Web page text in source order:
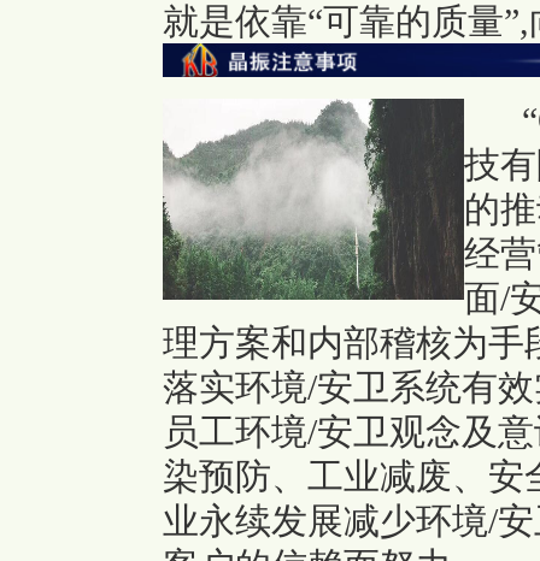
就是依靠“可靠的质量
技
的
经
面/
理方案和内部稽核为手
落实环境/安卫系统有
员工环境/安卫观念及
染预防、工业减废、
业永续发展减少环境/